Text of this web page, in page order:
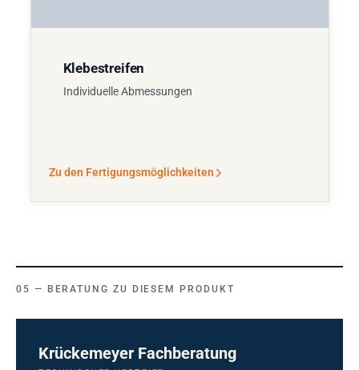
Klebestreifen
Individuelle Abmessungen
Zu den Fertigungsmöglichkeiten
BERATUNG ZU DIESEM PRODUKT
Krückemeyer Fachberatung